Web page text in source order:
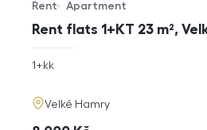
Rent flats 1+KT 23 m²,
Offer type
Rent
Property type
Apartment
rozměry
1+kk
adresa
Velké Hamry